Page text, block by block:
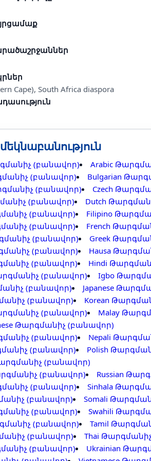
Cape), South Africa diaspora
(բանավոր)
Arabic
(բանավոր)
Bulgarian
(բանավոր)
Czech
(բանավոր)
Dutch
(բանավոր)
Filipino
(բանավոր)
French
(բանավոր)
Greek
(բանավոր)
Hausa
(բանավոր)
Hindi
(բանավոր)
Igbo
(բանավոր)
Japanese
(բանավոր)
Korean
(բանավոր)
Malay
Թարգմանիչ (բանավոր)
(բանավոր)
Nepali
(բանավոր)
Polish
(բանավոր)
(բանավոր)
Russian
(բանավոր)
Sinhala
(բանավոր)
Somali
(բանավոր)
Swahili
(բանավոր)
Tamil
(բանավոր)
Thai
(բանավոր)
Ukrainian